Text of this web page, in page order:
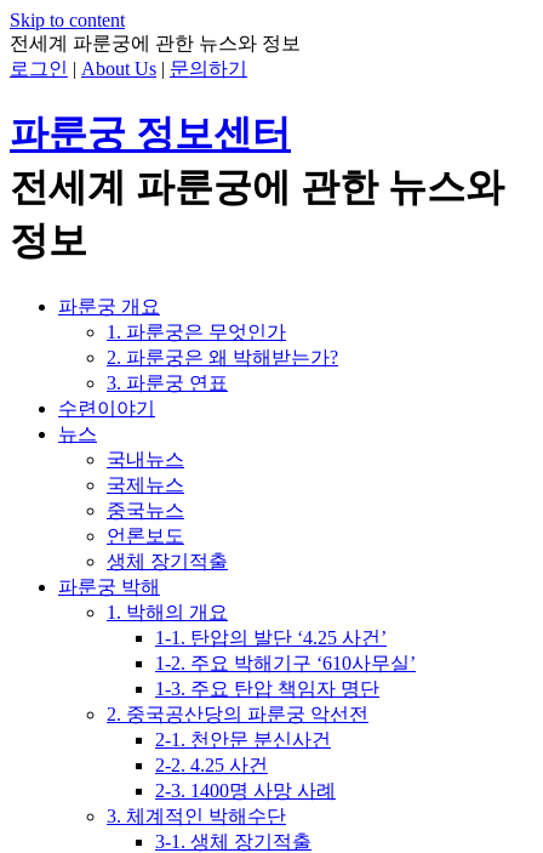
Skip to content
전세계 파룬궁에 관한 뉴스와 정보
로그인 | About Us | 문의하기
파룬궁 정보센터
전세계 파룬궁에 관한 뉴스와
정보
파룬궁 개요
1. 파룬궁은 무엇인가
2. 파룬궁은 왜 박해받는가?
3. 파룬궁 연표
수련이야기
뉴스
국내뉴스
국제뉴스
중국뉴스
언론보도
생체 장기적출
파룬궁 박해
1. 박해의 개요
1-1. 탄압의 발단 ‘4.25 사건’
1-2. 주요 박해기구 ‘610사무실’
1-3. 주요 탄압 책임자 명단
2. 중국공산당의 파룬궁 악선전
2-1. 천안문 분신사건
2-2. 4.25 사건
2-3. 1400명 사망 사례
3. 체계적인 박해수단
3-1. 생체 장기적출